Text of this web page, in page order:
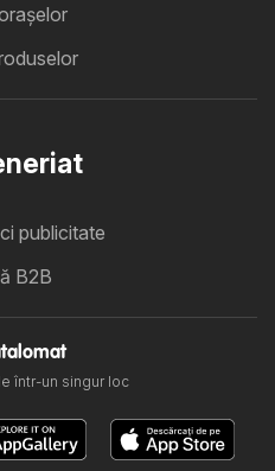
publicitate
B2B
într-un singur loc